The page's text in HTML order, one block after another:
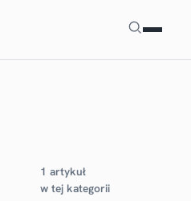
Szukaj
1 artykuł
w tej kategorii